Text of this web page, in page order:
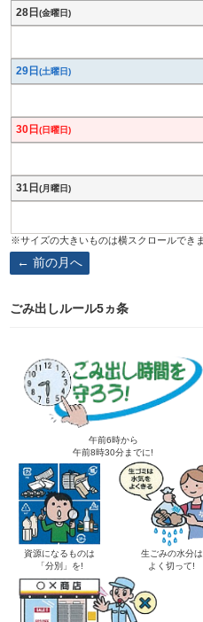
28日 (金曜日)
29日 (土曜日)
30日 (日曜日)
31日 (月曜日)
前の月へ
ごみ出しルール5ヵ条
午前6時から
午前8時30分までに!
資源になるものは
「分別」を!
生ごみの水分は
よく切って!